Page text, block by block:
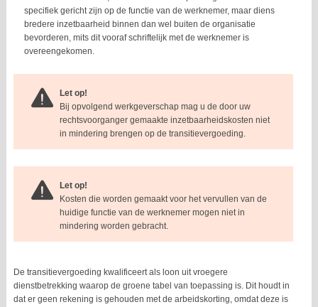
specifiek gericht zijn op de functie van de werknemer, maar diens
bredere inzetbaarheid binnen dan wel buiten de organisatie
bevorderen, mits dit vooraf schriftelijk met de werknemer is
overeengekomen.
Let op!
Bij opvolgend werkgeverschap mag u de door uw
rechtsvoorganger gemaakte inzetbaarheidskosten niet
in mindering brengen op de transitievergoeding.
Let op!
Kosten die worden gemaakt voor het vervullen van de
huidige functie van de werknemer mogen niet in
mindering worden gebracht.
De transitievergoeding kwalificeert als loon uit vroegere
dienstbetrekking waarop de groene tabel van toepassing is. Dit houdt in
dat er geen rekening is gehouden met de arbeidskorting, omdat deze is